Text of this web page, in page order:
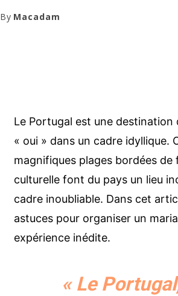
By Macadam
Le Portugal est une
« oui » dans un cadre idyllique.
magnifiques plages bordées de
culturelle font du pays un lieu
cadre inoubliable. Dans cet
astuces pour organiser un
expérience inédite.
« Le